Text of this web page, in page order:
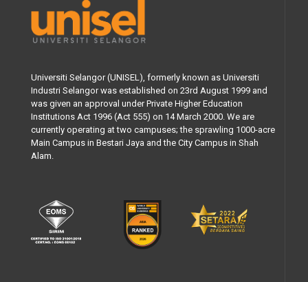
Universiti Selangor (UNISEL), formerly known as Universiti
Industri Selangor was established on 23rd August 1999 and
was given an approval under Private Higher Education
Institutions Act 1996 (Act 555) on 14 March 2000. We are
currently operating at two campuses; the sprawling 1000-acre
Main Campus in Bestari Jaya and the City Campus in Shah
Alam.